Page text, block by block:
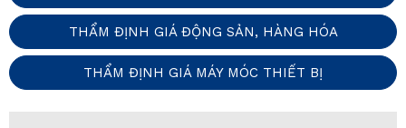
THẨM ĐỊNH GIÁ ĐỘNG SẢN, HÀNG HÓA
THẨM ĐỊNH GIÁ MÁY MÓC THIẾT BỊ